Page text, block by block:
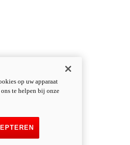
op uw apparaat
te helpen bij onze